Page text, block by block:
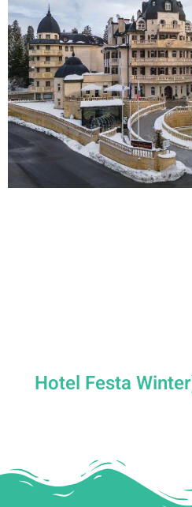
מלון פסטה בורובץ (Hotel Festa Winter